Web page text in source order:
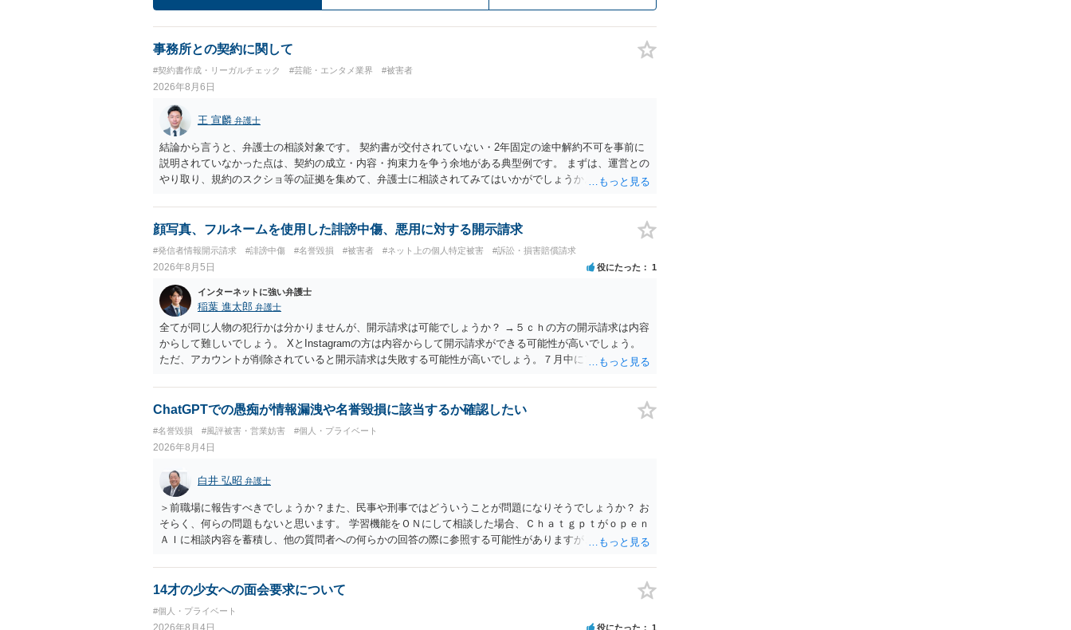
事務所との契約に関して
#契約書作成・リーガルチェック #芸能・エンタメ業界 #被害者
2026年8月6日
王 宣麟 弁護士
結論から言うと、弁護士の相談対象です。 契約書が交付されていない・2年固定の途中解約不可を事前に
説明されていなかった点は、契約の成立・内容・拘束力を争う余地がある典型例です。 まずは、運営との
やり取り、規約のスクショ等の証拠を集めて、弁護士に相談されてみてはいかがでしょうか。 また同時並
顔写真、フルネームを使用した誹謗中傷、悪用に対する開示請求
#発信者情報開示請求 #誹謗中傷 #名誉毀損 #被害者 #ネット上の個人特定被害 #訴訟・損害賠償請求
2026年8月5日 役にたった 1
インターネットに強い弁護士
稲葉 進太郎 弁護士
全てが同じ人物の犯行かは分かりませんが、開示請求は可能でしょうか？ →５ｃｈの方の開示請求は内容
からして難しいでしょう。 XとInstagramの方は内容からして開示請求ができる可能性が高いでしょう。
ただ、アカウントが削除されていると開示請求は失敗する可能性が高いでしょう。７月中にアカウントが
相手に全ての弁護士費用を負担させることは可能でしょうか？ →訴訟外の交渉で相手方が認めれば負担さ
せることができるでしょう。訴訟で判決となった場合は、実際の弁護士費用が認められる場合と認められ
ChatGPTでの愚痴が情報漏洩や名誉毀損に該当するか確認したい
#名誉毀損 #風評被害・営業妨害 #個人・プライベート
2026年8月4日
白井 弘昭 弁護士
＞前職場に報告すべきでしょうか？また、民事や刑事ではどういうことが問題になりそうでしょうか？ お
そらく、何らの問題もないと思います。 学習機能をＯＮにして相談した場合、Ｃｈａｔｇｐｔがｏｐｅｎ
ＡＩに相談内容を蓄積し、他の質問者への何らかの回答の際に参照する可能性がありますが、個人名や会
ので、その情報自体が、秘密情報に当たるとは思えませんし、名誉棄損として、個人や会社に対する誹謗
中傷の不特定多数への公開に当たるとも思われません。 もちろん、誰がその内容をｃｈａｔｇｐｔに入力
して書き込んだとしても）、相談者さんが刑事民事の責任に問われることはないでしょう。 私見ながらご
14才の少女への面会要求について
#個人・プライベート
2026年8月4日 役にたった 1